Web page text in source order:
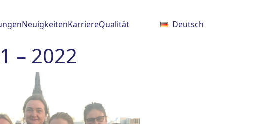
NeuigkeitenKarriereQualität Deutsch
– 2022